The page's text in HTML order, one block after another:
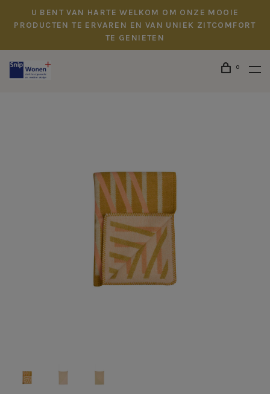
U BENT VAN HARTE WELKOM OM ONZE MOOIE
PRODUCTEN TE ERVAREN EN VAN UNIEK ZITCOMFORT
TE GENIETEN
0